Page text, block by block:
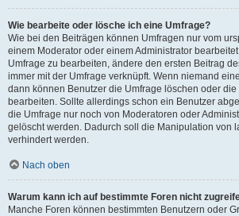
Wie bearbeite oder lösche ich eine Umfrage?
Wie bei den Beiträgen können Umfragen nur vom
einem Moderator oder einem Administrator
Umfrage zu bearbeiten, ändere den ersten Beitrag
immer mit der Umfrage verknüpft. Wenn niemand
dann können Benutzer die Umfrage löschen oder
bearbeiten. Sollte allerdings schon ein Benutzer
die Umfrage nur noch von Moderatoren oder
gelöscht werden. Dadurch soll die Manipulation von
verhindert werden.
Nach oben
Warum kann ich auf bestimmte Foren nicht
Manche Foren können bestimmten Benutzern oder